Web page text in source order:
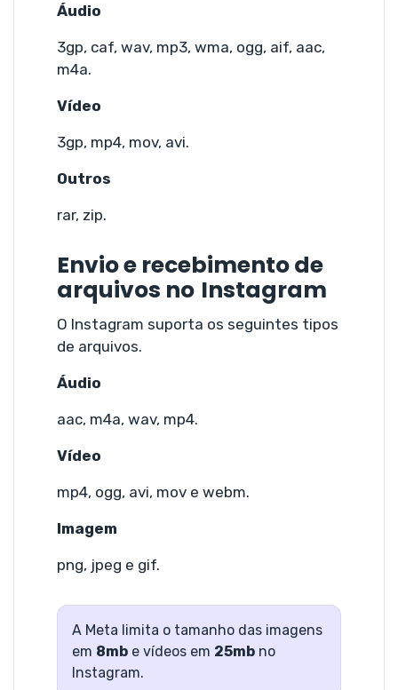
Áudio
3gp, caf, wav, mp3, wma, ogg, aif, aac,
m4a.
Vídeo
3gp, mp4, mov, avi.
Outros
rar, zip.
Envio e recebimento de
arquivos no Instagram
O Instagram suporta os seguintes tipos
de arquivos.
Áudio
aac, m4a, wav, mp4.
Vídeo
mp4, ogg, avi, mov e webm.
Imagem
png, jpeg e gif.
A Meta limita o tamanho das imagens
em 8mb e vídeos em 25mb no
Instagram.